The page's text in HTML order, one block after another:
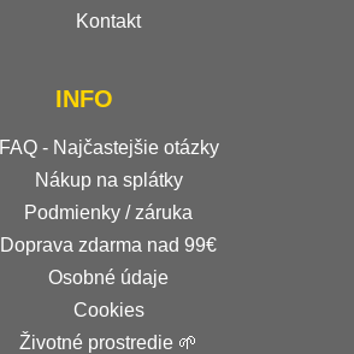
Kontakt
INFO
FAQ - Najčastejšie otázky
Nákup na splátky
Podmienky / záruka
Doprava zdarma nad 99€
Osobné údaje
Cookies
Životné prostredie 🌱